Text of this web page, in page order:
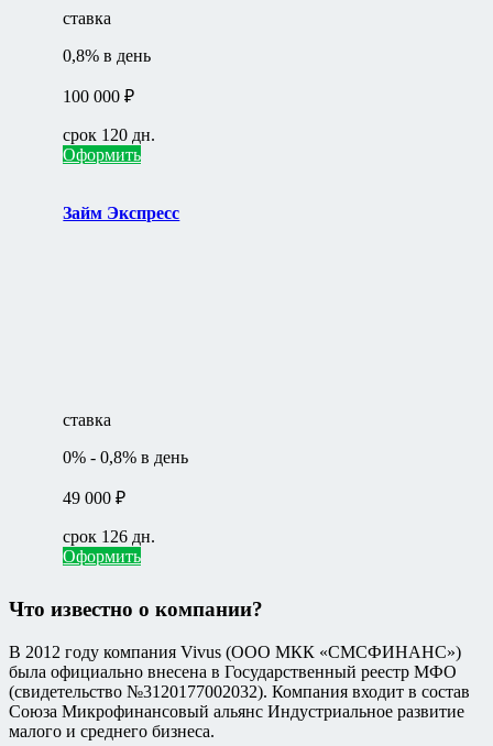
ставка
0,8% в день
100 000 ₽
срок 120 дн.
Оформить
Займ Экспресс
ставка
0% - 0,8% в день
49 000 ₽
срок 126 дн.
Оформить
Что известно о компании?
В 2012 году компания Vivus (ООО МКК «СМСФИНАНС»)
была официально внесена в Государственный реестр МФО
(свидетельство №3120177002032). Компания входит в состав
Союза Микрофинансовый альянс Индустриальное развитие
малого и среднего бизнеса.